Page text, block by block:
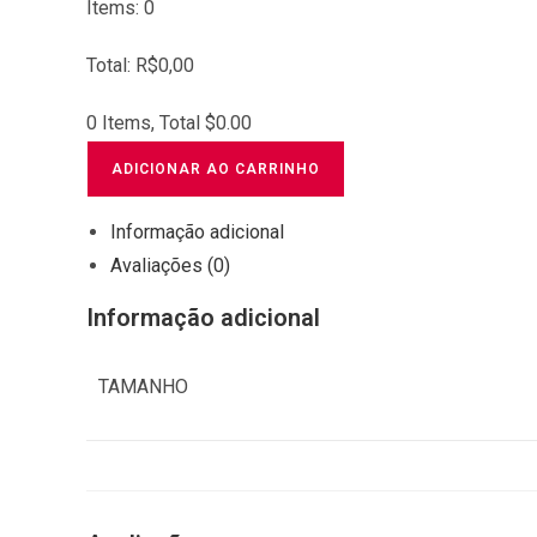
Items: 0
Total: R$0,00
0 Items, Total $0.00
ADICIONAR AO CARRINHO
Informação adicional
Avaliações (0)
Informação adicional
TAMANHO